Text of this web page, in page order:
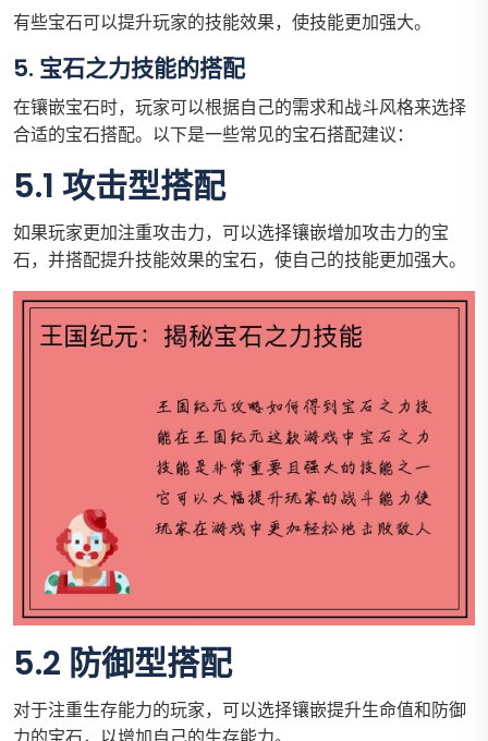
有些宝石可以提升玩家的技能效果，使技能更加强大。
5. 宝石之力技能的搭配
在镶嵌宝石时，玩家可以根据自己的需求和战斗风格来选择
合适的宝石搭配。以下是一些常见的宝石搭配建议：
5.1 攻击型搭配
如果玩家更加注重攻击力，可以选择镶嵌增加攻击力的宝
石，并搭配提升技能效果的宝石，使自己的技能更加强大。
5.2 防御型搭配
对于注重生存能力的玩家，可以选择镶嵌提升生命值和防御